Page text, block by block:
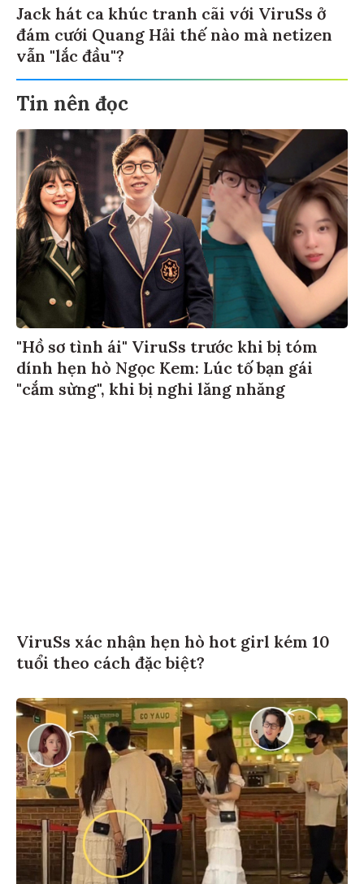
Jack hát ca khúc tranh cãi với ViruSs ở
đám cưới Quang Hải thế nào mà netizen
vẫn "lắc đầu"?
Tin nên đọc
"Hồ sơ tình ái" ViruSs trước khi bị tóm
dính hẹn hò Ngọc Kem: Lúc tố bạn gái
"cắm sừng", khi bị nghi lăng nhăng
ViruSs xác nhận hẹn hò hot girl kém 10
tuổi theo cách đặc biệt?